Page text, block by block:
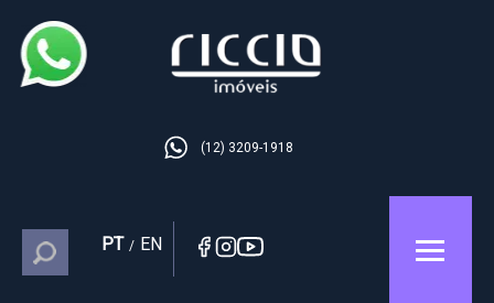
(12) 3209-1918
PT / EN